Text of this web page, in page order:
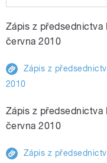
Zápis z předsednictva
června 2010
Zápis z
2010
Zápis z předsednictva
června 2010
Zápis z